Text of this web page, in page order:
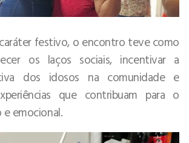
festivo, o encontro teve como
os laços sociais, incentivar a
dos idosos na comunidade e
que contribuam para o
emocional.